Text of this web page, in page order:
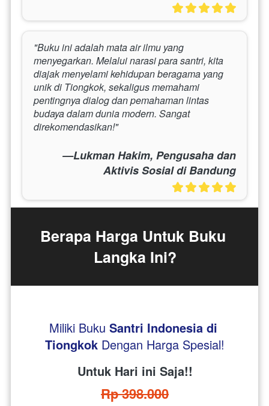
"Buku ini adalah mata air ilmu yang
menyegarkan. Melalui narasi para santri, kita
diajak menyelami kehidupan beragama yang
unik di Tiongkok, sekaligus memahami
pentingnya dialog dan pemahaman lintas
budaya dalam dunia modern. Sangat
direkomendasikan!"
—Lukman Hakim, Pengusaha dan
Aktivis Sosial di Bandung
Berapa Harga Untuk Buku
Langka Ini?
Miliki Buku Santri Indonesia di
Tiongkok Dengan Harga Spesial!
Untuk Hari ini Saja!!
Rp 398.000